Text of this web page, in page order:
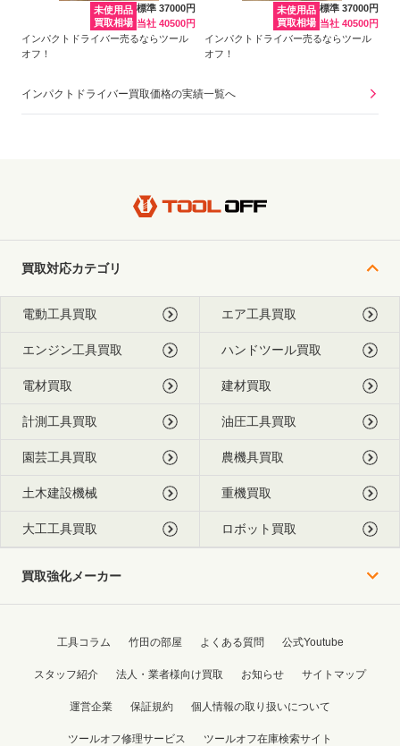
未使用品
買取相場
標準 37000円
当社 40500円
インパクトドライバー売るならツール
オフ！
未使用品
買取相場
標準 37000円
当社 40500円
インパクトドライバー売るならツール
オフ！
インパクトドライバー買取価格の実績一覧へ
買取対応カテゴリ
電動工具買取 エア工具買取
エンジン工具買取 ハンドツール買取
電材買取 建材買取
計測工具買取 油圧工具買取
園芸工具買取 農機具買取
土木建設機械 重機買取
大工工具買取 ロボット買取
買取強化メーカー
工具コラム 竹田の部屋 よくある質問 公式Youtube
スタッフ紹介 法人・業者様向け買取 お知らせ サイトマップ
運営企業 保証規約 個人情報の取り扱いについて
ツールオフ修理サービス ツールオフ在庫検索サイト